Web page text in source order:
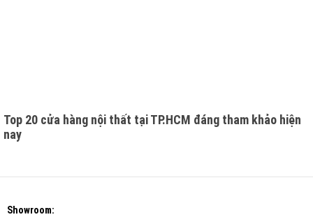
Top 20 cửa hàng nội thất tại TP.HCM đáng tham khảo hiện
nay
Showroom: